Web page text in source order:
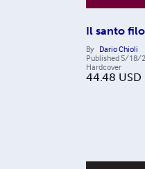
Il santo
By Dario Chioli
Published 5/18/
Hardcover
44.48 USD